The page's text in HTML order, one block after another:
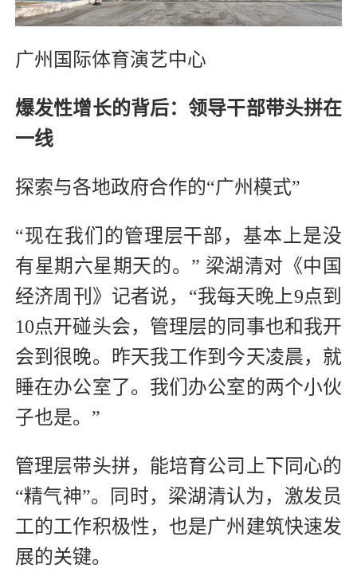
广州国际体育演艺中心
爆发性增长的背后：领导干部带头拼在
一线
探索与各地政府合作的“广州模式”
“现在我们的管理层干部，基本上是没
有星期六星期天的。” 梁湖清对《中国
经济周刊》记者说，“我每天晚上9点到
10点开碰头会，管理层的同事也和我开
会到很晚。昨天我工作到今天凌晨，就
睡在办公室了。我们办公室的两个小伙
子也是。”
管理层带头拼，能培育公司上下同心的
“精气神”。同时，梁湖清认为，激发员
工的工作积极性，也是广州建筑快速发
展的关键。